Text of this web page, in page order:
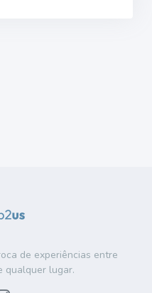
de experiências entre
qualquer lugar.